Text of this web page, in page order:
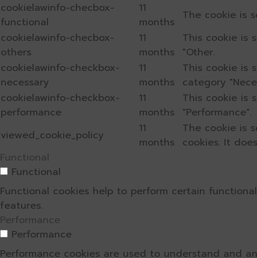
cookielawinfo-checbox-
functional
11
months
The cookie is
cookielawinfo-checbox-
others
11
months
This cookie is
"Other.
cookielawinfo-checkbox-
necessary
11
months
This cookie is
category
cookielawinfo-checkbox-
performance
11
months
This cookie is
"Performance".
viewed_cookie_policy
11
months
The cookie is
cookies. It
Functional
Functional
Functional cookies help to perform certain
features.
Performance
Performance
Performance cookies are used to understand and